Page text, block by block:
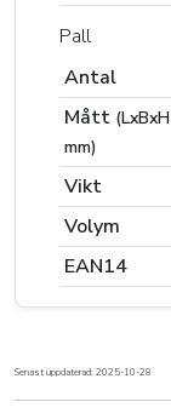
Pall
Antal
Mått (LxBxH
mm)
Vikt
Volym
EAN14
Senast uppdaterad: 2025-10-28